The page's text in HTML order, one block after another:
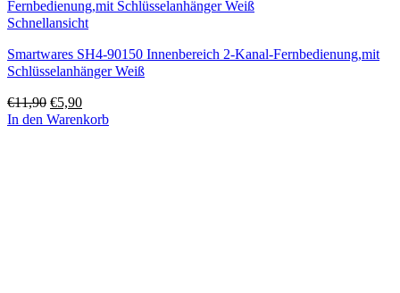
Schnellansicht
Smartwares SH4-90150 Innenbereich 2-Kanal-Fernbedienung,mit
Schlüsselanhänger Weiß
€11,90 Ursprünglicher
Preis
€5,90Aktueller
Preis
In den Warenkorb